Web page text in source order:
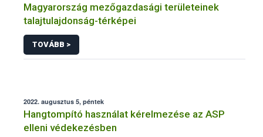
Magyarország mezőgazdasági területeinek
talajtulajdonság-térképei
TOVÁBB >
2022. augusztus 5, péntek
Hangtompító használat kérelmezése az ASP
elleni védekezésben